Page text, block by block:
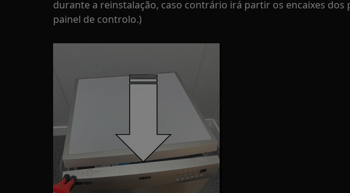
durante a reinstalação, caso contrário irá partir os encaixes dos
painel de controlo.)